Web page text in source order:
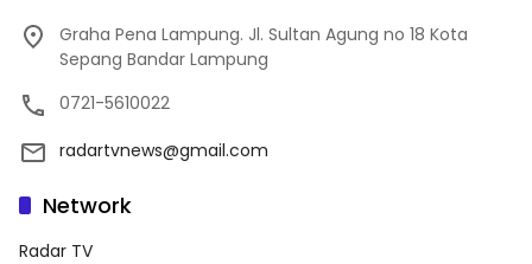
Graha Pena Lampung. Jl. Sultan Agung no 18 Kota
Sepang Bandar Lampung
0721-5610022
radartvnews@gmail.com
Network
Radar TV